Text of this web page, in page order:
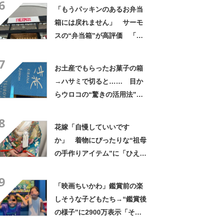
「もうパッキンのあるお弁当
箱には戻れません」 サーモ
スの“弁当箱”が高評価 「想
お土産でもらったお菓子の箱
→ハサミで切ると…… 目か
らウロコの“驚きの活用法”に
花嫁「自慢していいです
か」 着物にぴったりな“祖母
の手作りアイテム”に「ひえ
「映画ちいかわ」鑑賞前の楽
しそうな子どもたち→“鑑賞後
の様子”に2900万表示「そう